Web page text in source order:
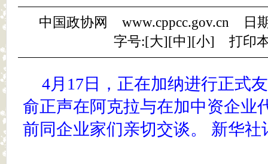
中国政协网 www.cppcc.gov.cn 日
字号:[大][中][小] 打印
4月17日，正在加纳进行正式
俞正声在阿克拉与在加中资企业
前同企业家们亲切交谈。 新华社